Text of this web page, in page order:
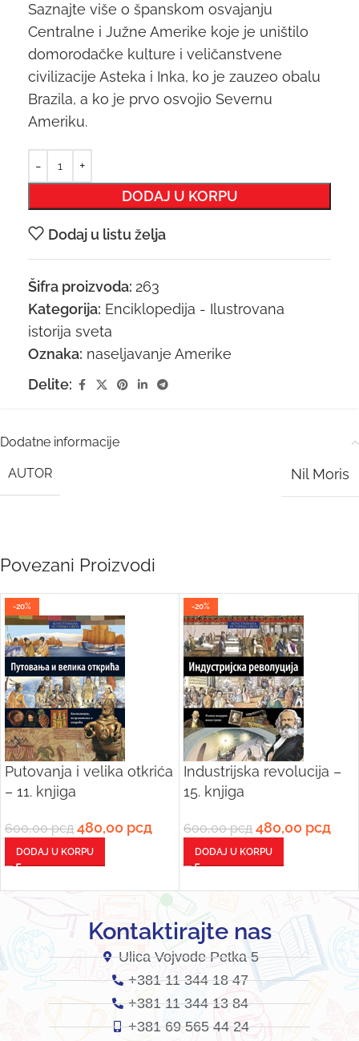
Saznajte više o španskom osvajanju
Centralne i Južne Amerike koje je uništilo
domorodačke kulture i veličanstvene
civilizacije Asteka i Inka, ko je zauzeo obalu
Brazila, a ko je prvo osvojio Severnu
Ameriku.
DODAJ U KORPU
Dodaj u listu želja
Šifra proizvoda: 263
Kategorija: Enciklopedija - Ilustrovana
istorija sveta
Oznaka: naseljavanje Amerike
Delite:
Dodatne informacije
AUTOR Nil Moris
Povezani Proizvodi
-20%
Putovanja i velika otkrića
– 11. knjiga
600,00рсд 480,00 рсд
DODAJ U KORPU
-20%
Industrijska revolucija –
15. knjiga
600,00рсд 480,00 рсд
DODAJ U KORPU
Kontaktirajte nas
Ulica Vojvode Petka 5
+381 11 344 18 47
+381 11 344 13 84
+381 69 565 44 24